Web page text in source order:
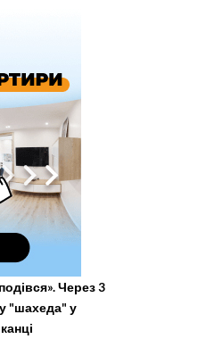
Через 3
"шахеда" у